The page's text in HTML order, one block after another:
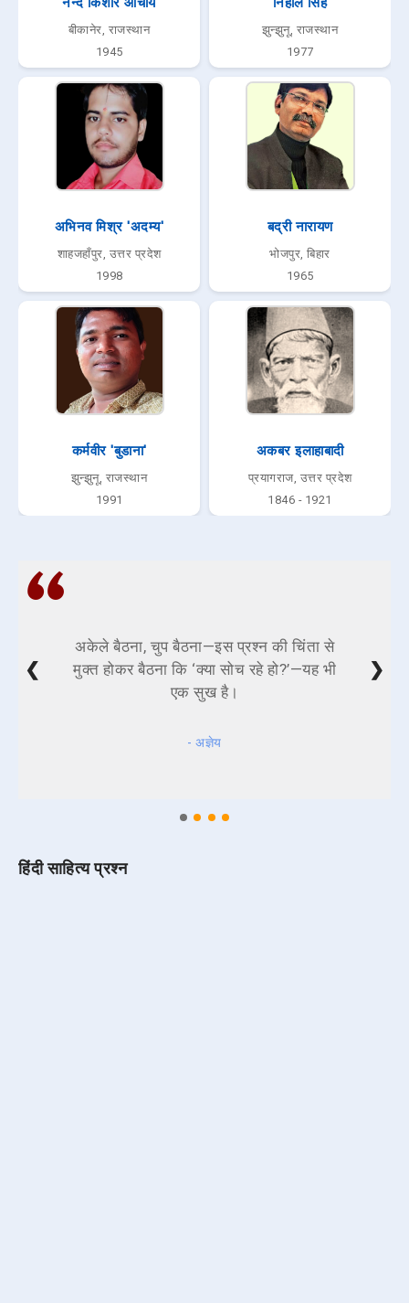
बीकानेर, राजस्थान
1945
झुन्झुनू, राजस्थान
1977
अभिनव मिश्र 'अदम्य'
शाहजहाँपुर, उत्तर प्रदेश
1998
बद्री नारायण
भोजपुर, बिहार
1965
कर्मवीर 'बुडाना'
झुन्झुनू, राजस्थान
1991
अकबर इलाहाबादी
प्रयागराज, उत्तर प्रदेश
1846 - 1921
अकेले बैठना, चुप बैठना—इस प्रश्न की चिंता से
मुक्त होकर बैठना कि ‘क्या सोच रहे हो?’—यह भी
एक सुख है।
- अज्ञेय
❮ ❯
हिंदी साहित्य प्रश्न